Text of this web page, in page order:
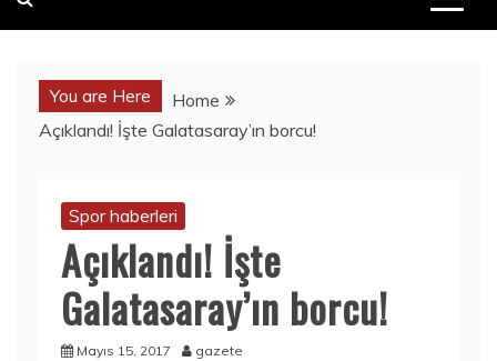
You are Here
Home
Açıklandı! İşte Galatasaray’ın borcu!
Spor haberleri
Açıklandı! İşte
Galatasaray’ın borcu!
Mayıs 15, 2017 gazete